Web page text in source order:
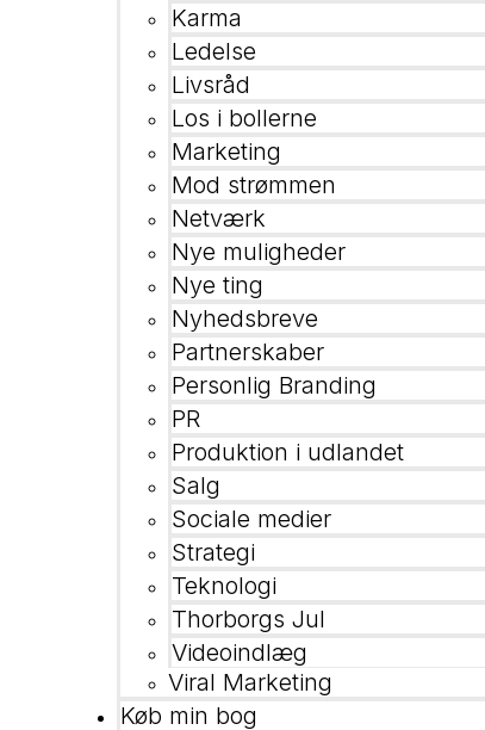
Karma
Ledelse
Livsråd
Los i bollerne
Marketing
Mod strømmen
Netværk
Nye muligheder
Nye ting
Nyhedsbreve
Partnerskaber
Personlig Branding
PR
Produktion i udlandet
Salg
Sociale medier
Strategi
Teknologi
Thorborgs Jul
Videoindlæg
Viral Marketing
Køb min bog